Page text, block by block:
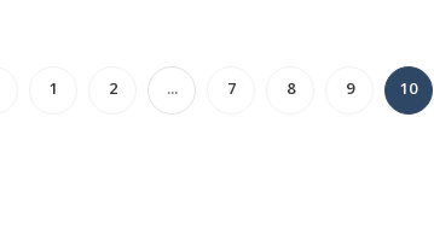
1 2 ... 7 8 9 10